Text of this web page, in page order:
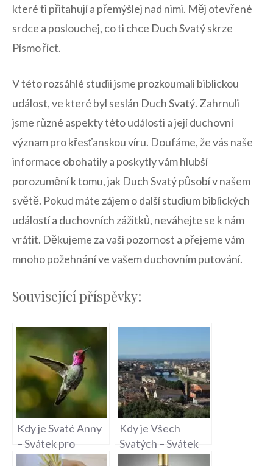
které ti přitahují a přemýšlej nad⁤ nimi. Měj otevřené
srdce⁣ a poslouchej, co ti chce Duch Svatý skrze
Písmo říct.
V této rozsáhlé studii jsme ⁤prozkoumali biblickou
událost, ve které byl seslán Duch Svatý. Zahrnuli
jsme různé aspekty této události a její duchovní
význam pro křesťanskou víru. Doufáme, že vás naše
informace​ obohatily a poskytly vám hlubší
porozumění k‍ tomu, jak Duch Svatý⁤ působí⁣ v našem
světě.​ Pokud máte zájem ​o další studium biblických
událostí a duchovních zážitků, neváhejte se k nám
vrátit. Děkujeme za vaši pozornost a přejeme vám
mnoho ‌požehnání ve vašem duchovním putování.
Související příspěvky:
Kdy je Svaté Anny
– Svátek pro
všechny Anny a
Kdy je Všech
Svatých – Svátek
památky všech